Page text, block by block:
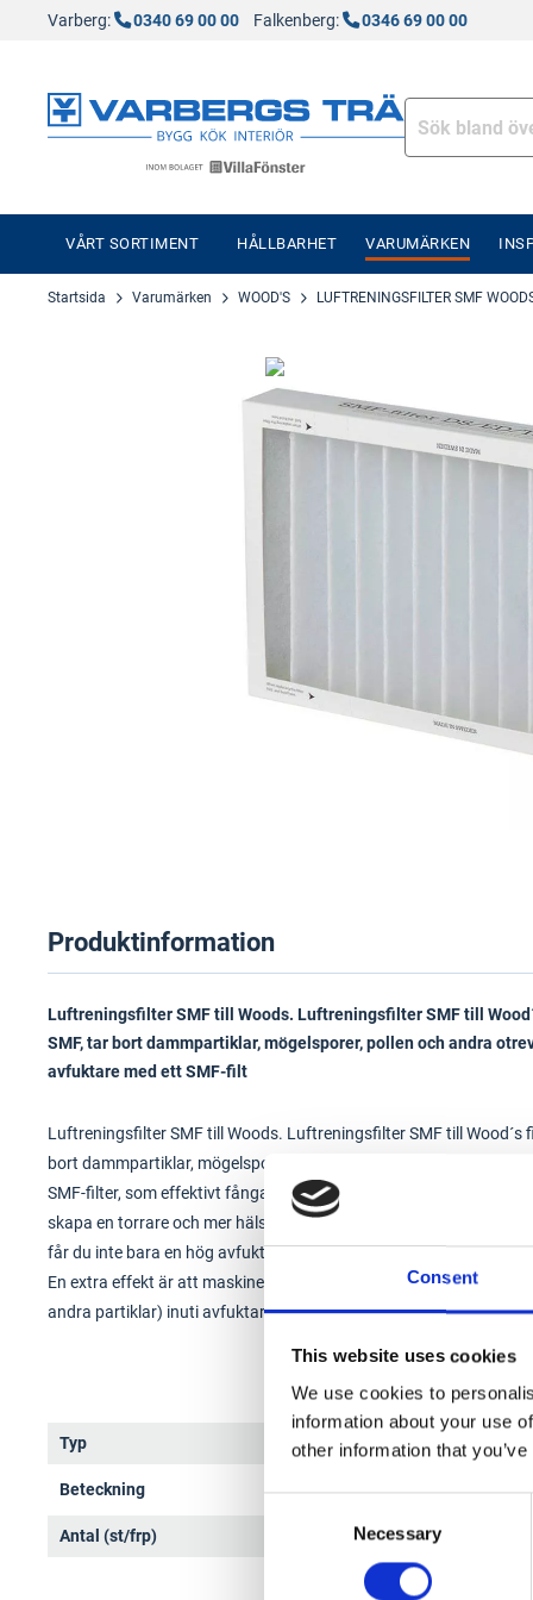
Consent
This website uses cookies
We use cookies to
information about your use
other information that
Necessary
Varberg: 0340 69 00 00 Falkenberg: 0346 69 00 00
VÅRT SORTIMENT HÅLLBARHET VARUMÄRKEN
Startsida Varumärken WOOD'S LUFTRENINGSFILTER SMF
Produktinformation
Luftreningsfilter SMF till Woods. Luftreningsfilter SMF till
SMF, tar bort dammpartiklar, mögelsporer, pollen och andra
avfuktare med ett SMF-filt
Luftreningsfilter SMF till Woods. Luftreningsfilter SMF till
bort dammpartiklar, mögelsporer, pollen och andra otrevliga
SMF-filter, som effektivt fångar upp dessa. På så sätt både
skapa en torrare och mer hälsosam miljö i ditt hem. Tack vare
får du inte bara en hög avfuktningskapacitet, utan också en
En extra effekt är att maskinen hålls ren inuti vilket avsevärt
andra partiklar) inuti avfuktaren är den största orsaken till
Typ
Beteckning
Antal (st/frp)